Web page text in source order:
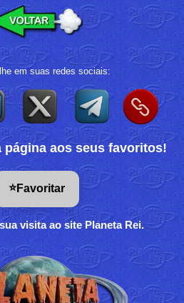
em suas redes sociais:
página aos seus favoritos!
⭐Favoritar
visita ao site Planeta Rei.